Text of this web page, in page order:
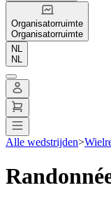
Organisatorruimte
Organisatorruimte
NL
NL
Alle wedstrijden>